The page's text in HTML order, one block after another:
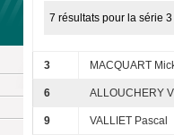
7 résultats pour la série 3
3 MACQUART
6 ALLOUCHERY
9 VALLIET Pascal